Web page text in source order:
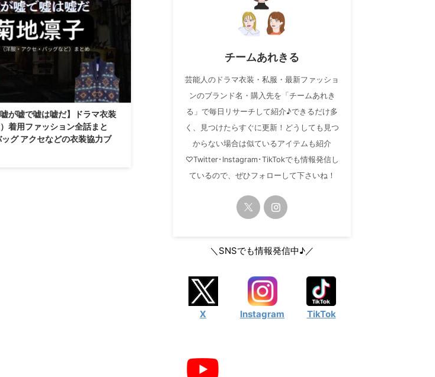
が嘘で嘘は嘘だ】ドラマ衣装
）着用ファッション全話まと
グ アクセなどの衣装協力ブ
チームあれきる
芸能人のドラマ衣装・私服・最新ファッショ
ンのブランド名・購入先を「チームあれき
る」で毎日リサーチして紹介♪できるだけ多
く、見つけたらすぐに更新！どうしても見つ
からない場合は似ているアイテムも紹介
♡Twitter･Instagram･TikTokでも情報発信し
ているので、ぜひフォローして下さいね！
＼SNSでも情報発信中♪／
X Instagram TikTok